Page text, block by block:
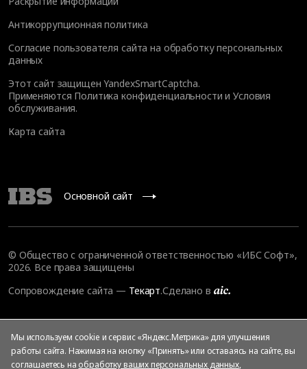
Антикоррупционная политика
Согласие пользователя сайта на обработку персональных
данных
Этот сайт защищен YandexSmartCaptcha.
Применяются Политика конфиденциальности иУсловия
обслуживания.
Карта сайта
Основной сайт
© Общество с ограниченной ответственностью «ИБС Софт»,
2026. Все права защищены
Сопровождение сайта — Текарт.Сделано в
Мы используем cookie и сервис «Яндекс.Метрика» для улучшения
работы сайта. Нажимая на кнопку «Принять» или оставаясь на сайте, вы
соглашаетесь на обработку ваших персональных данных,